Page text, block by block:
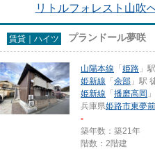
リトルフォレスト山吹
賃貸｜ハイツ プランドール夢咲
山陽本線 「姫路 」
姫新線 「余部 」駅
姫新線 「播磨高岡
兵庫県姫路市東夢
-
築年数：築21年
階数：2階建